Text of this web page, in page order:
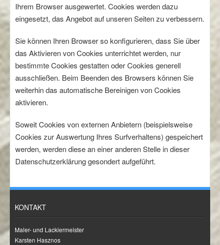
Ihrem Browser ausgewertet. Cookies werden dazu
eingesetzt, das Angebot auf unseren Seiten zu verbessern.
Sie können Ihren Browser so konfigurieren, dass Sie über
das Aktivieren von Cookies unterrichtet werden, nur
bestimmte Cookies gestatten oder Cookies generell
ausschließen. Beim Beenden des Browsers können Sie
weiterhin das automatische Bereinigen von Cookies
aktivieren.
Soweit Cookies von externen Anbietern (beispielsweise
Cookies zur Auswertung Ihres Surfverhaltens) gespeichert
werden, werden diese an einer anderen Stelle in dieser
Datenschutzerklärung gesondert aufgeführt.
KONTAKT
Maler- und Lackiermeister
Karsten Hasznos